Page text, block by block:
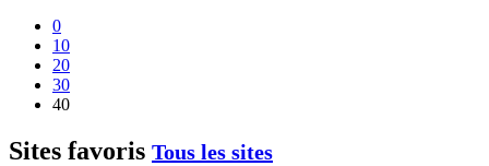
0
10
20
30
40
Sites favoris Tous les sites